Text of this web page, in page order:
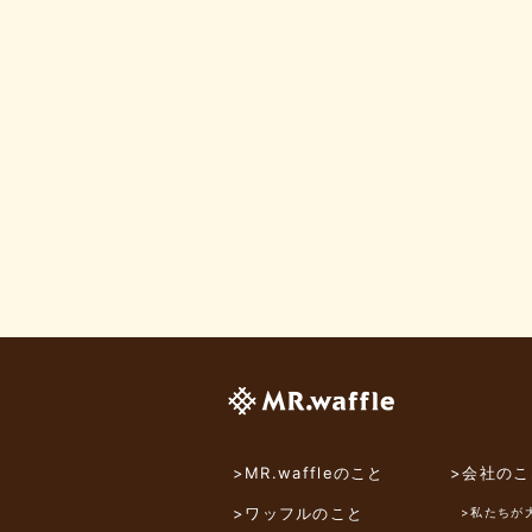
>MR.waffleのこと
>ワッフルのこと
>会社のこ
>私たちが